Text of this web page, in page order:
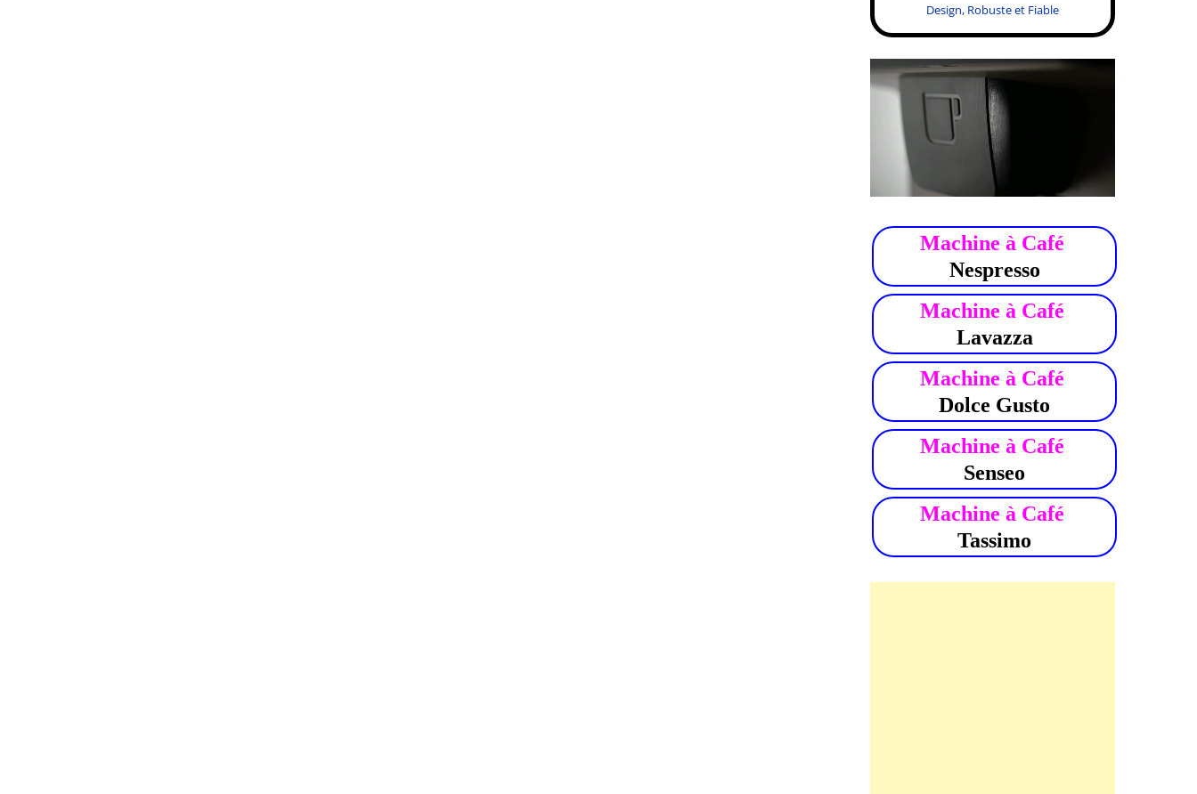
Design, Robuste et Fiable
Machine à Café
Nespresso
Machine à Café
Lavazza
Machine à Café
Dolce Gusto
Machine à Café
Senseo
Machine à Café
Tassimo